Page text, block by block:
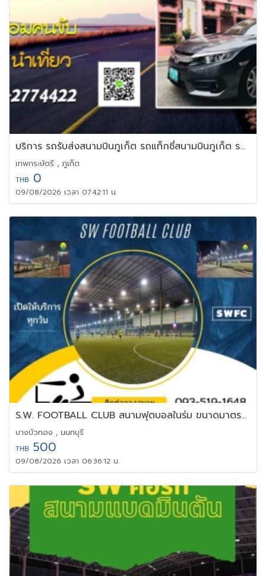
บริการ รถรับส่งสนามบินภูเก็ต รถแท็กซี่สนามบินภูเก็ต รถไปสนามบิน
เทพกระษัตรี , ภูเก็ต
THB 0
09/08/2026 เวลา 07:42:11 น.
S.W. FOOTBALL CLUB สนามฟุตบอลในร่ม ขนาดมาตรฐาน
บางบัวทอง , นนทบุรี
THB 500
09/08/2026 เวลา 06:36:12 น.